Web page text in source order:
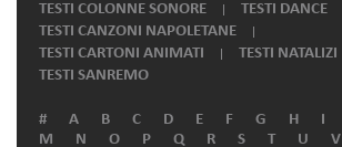
TESTI COLONNE SONORE
TESTI DANCE
TESTI CANZONI NAPOLETANE
TESTI CARTONI ANIMATI
TESTI NATALIZI
TESTI SANREMO
# A B C D E F G H I
M
N O P Q R S T U V